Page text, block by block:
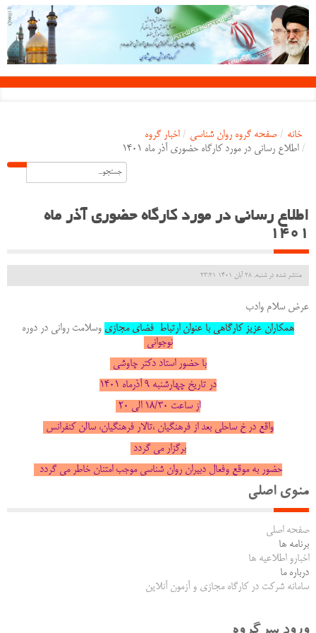
خانه / صفحه گروه روان شناسی / اخبار گروه
/ اطلاع رسانی در مورد کارگاه حضوری آذر ماه ۱۴۰۱
اطلاع رسانی در مورد کارگاه حضوری آذر ماه
۱۴۰۱
منتشر شده در شنبه, 28 آبان 1401 23:21
عرض سلام وادب
همکاران عزیز کارگاهی با عنوان ارتباط فضای مجازی وسلامت روانی در دوره
نوجوانی
با حضور استاد دکتر چاوشی
در تاریخ چهارشنبه ۹ آذرماه ۱۴۰۱
از ساعت ۱۸/۳۰ الی ۲۰
واقع در خ ساحلی بعد از فرهنگیان ،تالار فرهنگیان، سالن کنفرانس
برگزار می گردد
حضور به موقع وفعال دبیران روان شناسی موجب امتنان خاطر می گردد
منوی اصلی
صفحه اصلی
برنامه ها
اخبارو اطلاعیه ها
درباره ما
سامانه شرکت در کارگاه مجازی و آزمون آنلاین